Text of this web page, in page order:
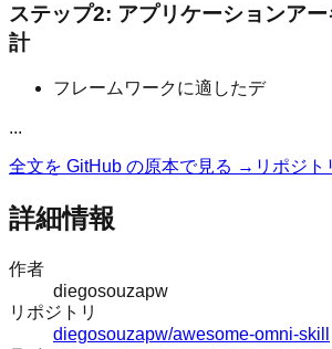
ステップ2: アプリケーションア
計
フレームワークに適したデ
...
全文を GitHub の原本で見る → リポジト
詳細情報
作者
diegosouzapw
リポジトリ
diegosouzapw/awesome-omni-skill